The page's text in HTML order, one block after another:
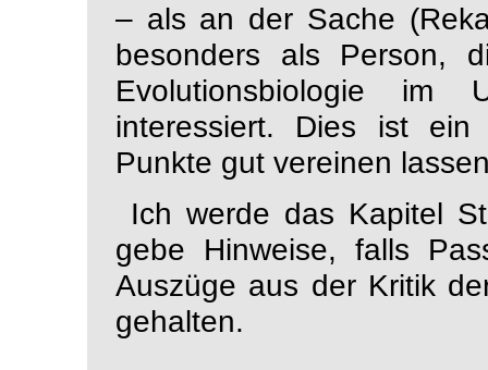
– als an der Sache
besonders als Person,
Evolutionsbiologie im
interessiert. Dies ist
Punkte gut vereinen
Ich werde das Kapitel
gebe Hinweise, falls
Auszüge aus der Kritik
gehalten.